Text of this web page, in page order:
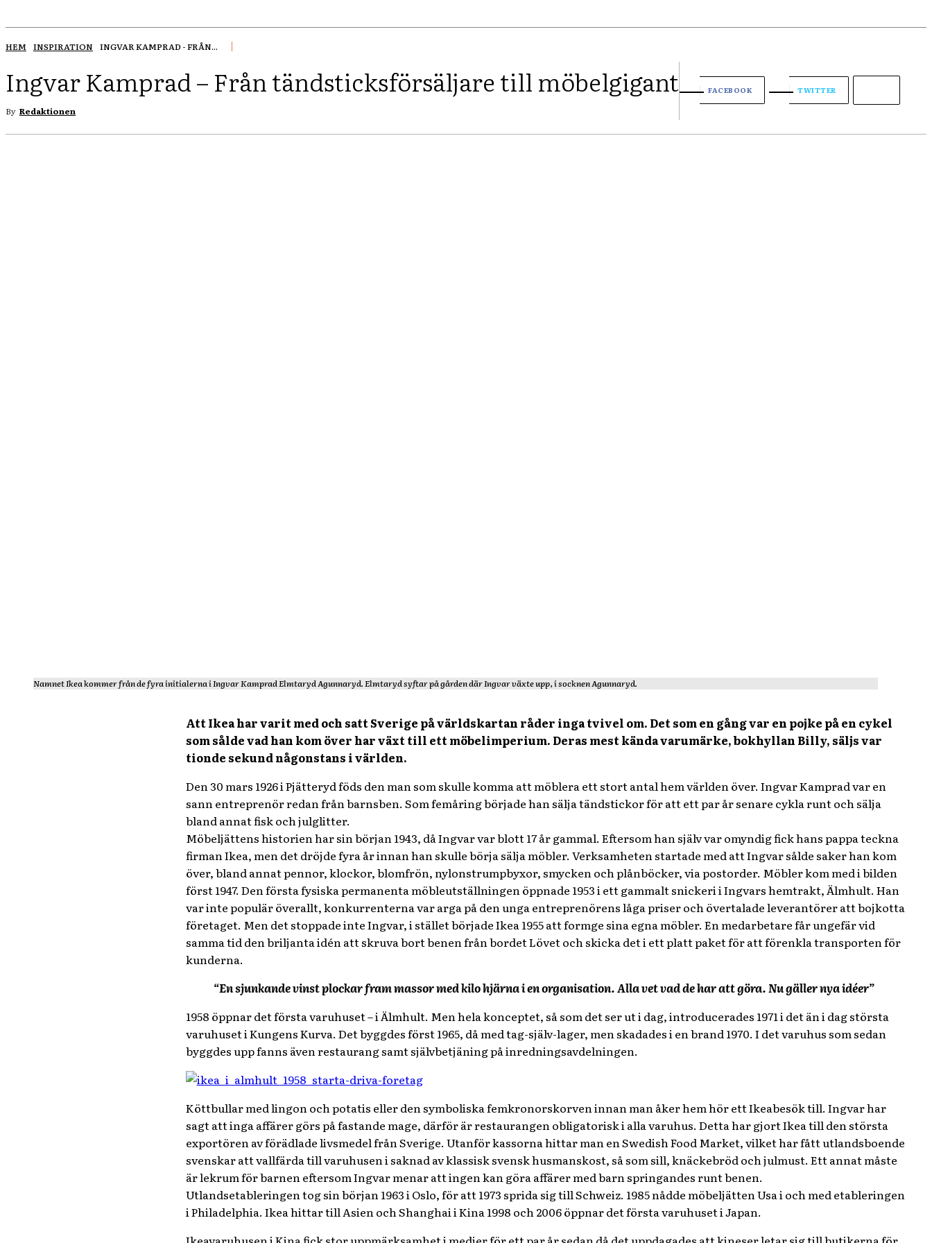
HEM INSPIRATION INGVAR KAMPRAD - FRÅN...
Ingvar Kamprad – Från tändsticksförsäljare till möbelgigant
By Redaktionen
FACEBOOK TWITTER
Namnet Ikea kommer från de fyra initialerna i Ingvar Kamprad Elmtaryd Agunnaryd. Elmtaryd syftar på gården där Ingvar växte upp, i socknen Agunnaryd.
Att Ikea har varit med och satt Sverige på världskartan råder inga tvivel om. Det som en gång var en pojke på en cykel
som sålde vad han kom över har växt till ett möbelimperium. Deras mest kända varumärke, bokhyllan Billy, säljs var
tionde sekund någonstans i världen.
Den 30 mars 1926 i Pjätteryd föds den man som skulle komma att möblera ett stort antal hem världen över. Ingvar Kamprad var en
sann entreprenör redan från barnsben. Som femåring började han sälja tändstickor för att ett par år senare cykla runt och sälja
bland annat fisk och julglitter.
Möbeljättens historien har sin början 1943, då Ingvar var blott 17 år gammal. Eftersom han själv var omyndig fick hans pappa teckna
firman Ikea, men det dröjde fyra år innan han skulle börja sälja möbler. Verksamheten startade med att Ingvar sålde saker han kom
över, bland annat pennor, klockor, blomfrön, nylonstrumpbyxor, smycken och plånböcker, via postorder. Möbler kom med i bilden
först 1947. Den första fysiska permanenta möbleutställningen öppnade 1953 i ett gammalt snickeri i Ingvars hemtrakt, Älmhult. Han
var inte populär överallt, konkurrenterna var arga på den unga entreprenörens låga priser och övertalade leverantörer att bojkotta
företaget. Men det stoppade inte Ingvar, i stället började Ikea 1955 att formge sina egna möbler. En medarbetare får ungefär vid
samma tid den briljanta idén att skruva bort benen från bordet Lövet och skicka det i ett platt paket för att förenkla transporten för
kunderna.
“En sjunkande vinst plockar fram massor med kilo hjärna i en organisation. Alla vet vad de har att göra. Nu gäller nya idéer”
1958 öppnar det första varuhuset – i Älmhult. Men hela konceptet, så som det ser ut i dag, introducerades 1971 i det än i dag största
varuhuset i Kungens Kurva. Det byggdes först 1965, då med tag-själv-lager, men skadades i en brand 1970. I det varuhus som sedan
byggdes upp fanns även restaurang samt självbetjäning på inredningsavdelningen.
Köttbullar med lingon och potatis eller den symboliska femkronorskorven innan man åker hem hör ett Ikeabesök till. Ingvar har
sagt att inga affärer görs på fastande mage, därför är restaurangen obligatorisk i alla varuhus. Detta har gjort Ikea till den största
exportören av förädlade livsmedel från Sverige. Utanför kassorna hittar man en Swedish Food Market, vilket har fått utlandsboende
svenskar att vallfärda till varuhusen i saknad av klassisk svensk husmanskost, så som sill, knäckebröd och julmust. Ett annat måste
är lekrum för barnen eftersom Ingvar menar att ingen kan göra affärer med barn springandes runt benen.
Utlandsetableringen tog sin början 1963 i Oslo, för att 1973 sprida sig till Schweiz. 1985 nådde möbeljätten Usa i och med etableringen
i Philadelphia. Ikea hittar till Asien och Shanghai i Kina 1998 och 2006 öppnar det första varuhuset i Japan.